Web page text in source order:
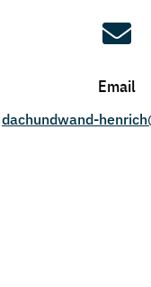

Email
dachundwand-